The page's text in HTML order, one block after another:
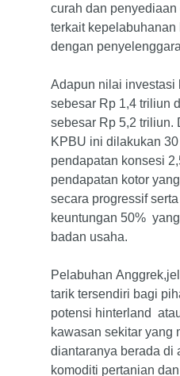
curah dan
terkait kepelabuhanan
dengan
Adapun nilai investasi
sebesar Rp 1,4 triliun
sebesar Rp 5,2 triliun.
KPBU ini dilakukan
pendapatan konsesi
pendapatan kotor
secara progressif
keuntungan 50%
badan usaha.
Pelabuhan
tarik tersendiri bagi
potensi hinterland
kawasan sekitar yang
diantaranya berada di
komoditi pertanian